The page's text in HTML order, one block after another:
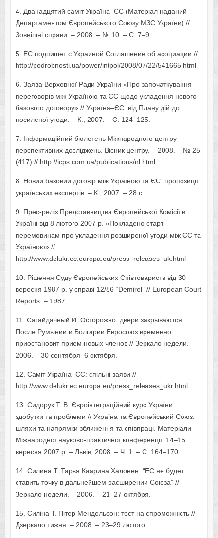
4. Дванадцятий саміт Україна–ЄС (Матеріал наданий
Департаментом Європейського Союзу МЗС України) //
Зовнішні справи. – 2008. – № 10. – С. 7–9.
5. ЕС подпишет с Украиной Соглашение об асоциации //
http://podrobnosti.ua/power/intpol/2008/07/22/541665.html
6. Заява Верховної Ради України «Про започаткування
переговорів між Україною та ЄС щодо укладення нового
базового договору» // Україна–ЄС: від Плану дій до
посиленої угоди. – К., 2007. – С. 124–125.
7. Інформаційний бюлетень Міжнародного центру
перспективних досліджень. Вісник центру. – 2008. – № 25
(417) // http://icps.com.ua/publications/nl.html
8. Новий базовий договір між Україною та ЄС: пропозиції
українських експертів. – К., 2007. – 28 с.
9. Прес-реліз Представництва Європейської Комісії в
Україні від 8 лютого 2007 р. «Покладено старт
перемовинам про укладення розширеної угоди між ЄС та
Україною» //
http://www.delukr.ec.europa.eu/press_releases_uk.html
10. Рішення Суду Європейських Співтовариств від 30
вересня 1987 р. у справі 12/86 “Demirel” // European Court
Reports. – 1987.
11. Сагайдачный И. Осторожно: двери закрываются.
После Румынии и Болгарии Евросоюз временно
приостановит прием новых членов // Зеркало недели. –
2006. – 30 сентября–6 октября.
12. Саміт Україна–ЄС: спільні заяви //
http://www.delukr.ec.europa.eu/press_releases_ukr.html
13. Сидорук Т. В. Євроінтеграційний курс України:
здобутки та проблеми // Україна та Європейський Союз:
шляхи та напрямки зближення та співпраці. Матеріали
Міжнародної науково-практичної конференції. 14–15
вересня 2007 р. – Львів, 2008. – Ч. 1. – С. 164–170.
14. Силина Т. Тарья Каарина Халонен: “ЕС не будет
ставить точку в дальнейшем расширении Союза” //
Зеркало недели. – 2006. – 21–27 октября.
15. Силіна Т. Пітер Мендельсон: тест на спроможність //
Дзеркало тижня. – 2008. – 23–29 лютого.